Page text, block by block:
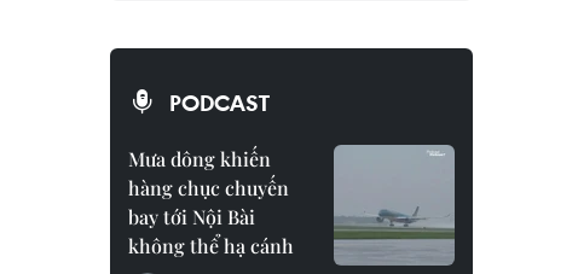
PODCAST
Mưa dông khiến
hàng chục chuyến
bay tới Nội Bài
không thể hạ cánh